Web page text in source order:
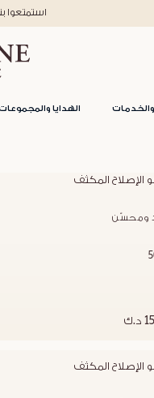
الهدايا
استمتعوا
الإصلاح المكثف
ومحسّن
الإصلاح المكثف